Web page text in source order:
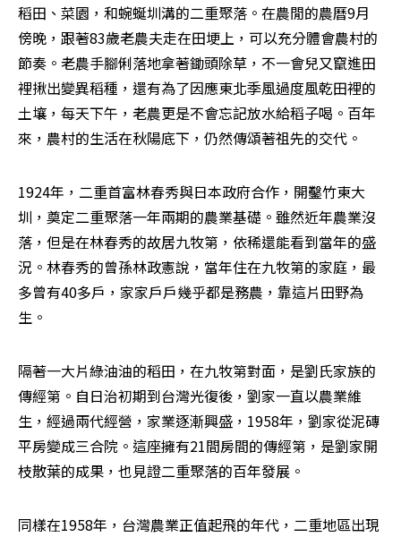
稻田、菜園，和蜿蜒圳溝的二重聚落。在農閒的農曆9月
傍晚，跟著83歲老農夫走在田埂上，可以充分體會農村的
節奏。老農手腳俐落地拿著鋤頭除草，不一會兒又竄進田
裡揪出變異稻種，還有為了因應東北季風過度風乾田裡的
土壤，每天下午，老農更是不會忘記放水給稻子喝。百年
來，農村的生活在秋陽底下，仍然傳頌著祖先的交代。
1924年，二重首富林春秀與日本政府合作，開鑿竹東大
圳，奠定二重聚落一年兩期的農業基礎。雖然近年農業沒
落，但是在林春秀的故居――九牧第，依稀還能看到當年的盛
況。林春秀的曾孫林政憲說，當年住在九牧第的家庭，最
多曾有40多戶，家家戶戶幾乎都是務農，靠這片田野為
生。
隔著一大片綠油油的稻田，在九牧第對面，是劉氏家族的
傳經第。自日治初期到台灣光復後，劉家一直以農業維
生，經過兩代經營，家業逐漸興盛，1958年，劉家從泥磚
平房變成三合院。這座擁有21間房間的傳經第，是劉家開
枝散葉的成果，也見證二重聚落的百年發展。
同樣在1958年，台灣農業正值起飛的年代，二重地區出現